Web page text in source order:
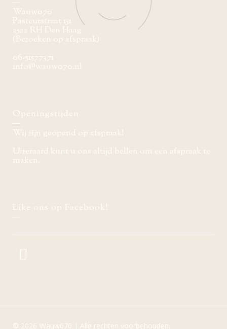
Wauw070
Pasteurstraat 151
2522 RH Den Haag
(Bezoeken op afspraak)
06-51577371
info@wauw070.nl
Openingstijden
Wij zijn geopend op afspraak!
Uiteraard kunt u ons altijd bellen om een afspraak te
maken.
Like ons op Facebook!
© 2026 Wauw070 | Alle rechten voorbehouden.